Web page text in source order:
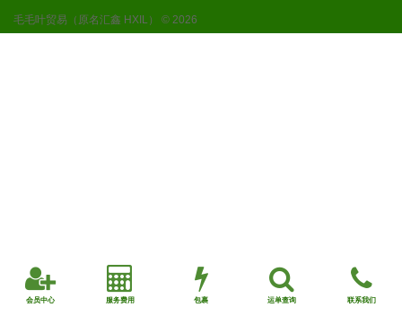
毛毛叶贸易（原名汇鑫 HXIL） © 2026
会员中心 服务费用 包裹 运单查询 联系我们